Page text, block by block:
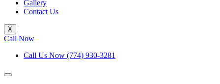
Gallery
Contact Us
X
Call Now
Call Us Now (774) 930-3281